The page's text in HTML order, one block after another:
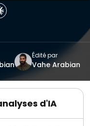
Édité par
Vahe Arabian
d'IA